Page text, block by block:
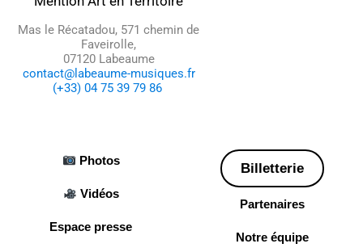
Mas le Récatadou, 571 chemin de
Faveirolle,
07120 Labeaume
contact@labeaume-musiques.fr
(+33) 04 75 39 79 86
Photos
Vidéos
Espace presse
Billetterie
Partenaires
Notre équipe